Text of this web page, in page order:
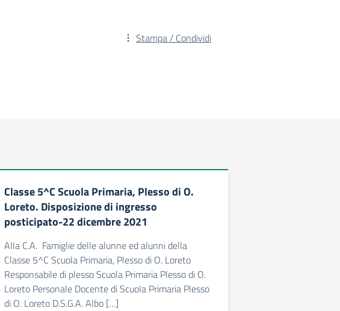
Stampa / Condividi
Classe 5^C Scuola Primaria, Plesso di O.
Loreto. Disposizione di ingresso
posticipato-22 dicembre 2021
Alla C.A. Famiglie delle alunne ed alunni della
Classe 5^C Scuola Primaria, Plesso di O. Loreto
Responsabile di plesso Scuola Primaria Plesso di O.
Loreto Personale Docente di Scuola Primaria Plesso
di O. Loreto D.S.G.A. Albo […]